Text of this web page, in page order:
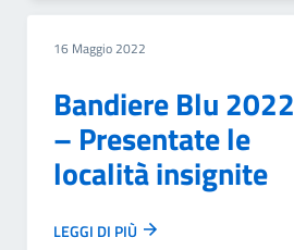
16 Maggio 2022
Bandiere Blu 2022
– Presentate le
località insignite
LEGGI DI PIÙ